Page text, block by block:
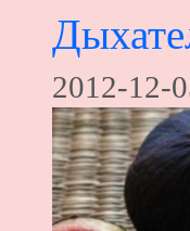
2012-12-